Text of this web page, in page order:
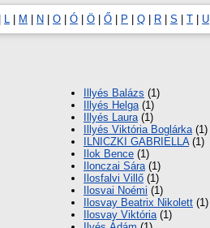
L M N O Ó Ö Ő P Q R S T U
Illyés Balázs (1)
Illyés Helga(1)
Illyés Laura(1)
Illyés Viktória Boglárka(1)
ILNICZKI GABRIELLA(1)
Ilok Bence (1)
Ilonczai Sára(1)
Ilosfalvi Villő (1)
Ilosvai Noémi (1)
Ilosvay Beatrix Nikolett (1)
Ilosvay Viktória(1)